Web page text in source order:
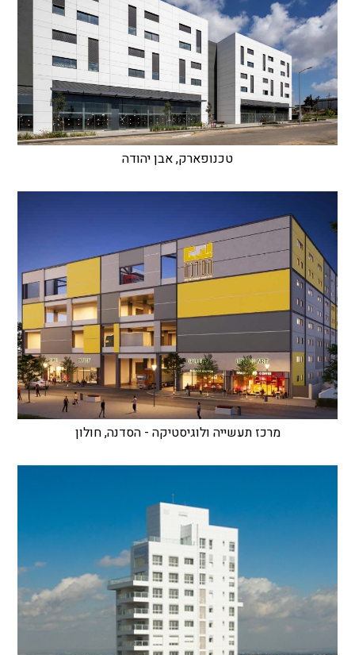
טכנופארק, אבן יהודה
מרכז תעשייה ולוגיסטיקה - הסדנה, חולון